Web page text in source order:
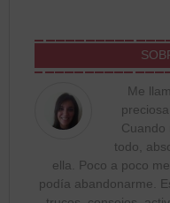
Me
Cuando
todo,
ella. Poco a poco
podía abandonarme.